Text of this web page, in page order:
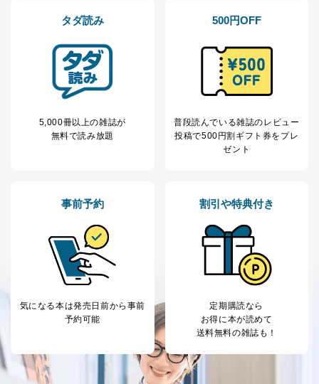
タダ読み
5,000冊以上の雑誌が
無料で読み放題
500円OFF
普段読んでいる雑誌のレビュー
投稿で500円割ギフト券をプレ
ゼント
事前予約
気になる本は発売日前から事前
予約可能
割引や特典付き
定期購読なら
お得に本が読めて
送料無料の雑誌も！